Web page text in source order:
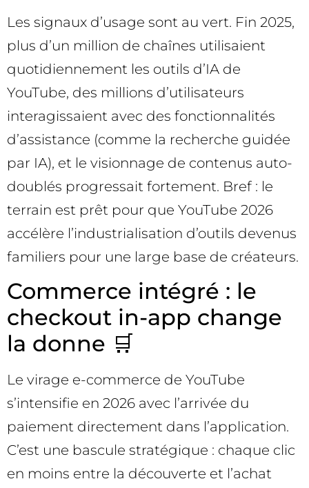
Les signaux d’usage sont au vert. Fin 2025,
plus d’un million de chaînes utilisaient
quotidiennement les outils d’IA de
YouTube, des millions d’utilisateurs
interagissaient avec des fonctionnalités
d’assistance (comme la recherche guidée
par IA), et le visionnage de contenus auto-
doublés progressait fortement. Bref : le
terrain est prêt pour que YouTube 2026
accélère l’industrialisation d’outils devenus
familiers pour une large base de créateurs.
Commerce intégré : le
checkout in-app change
la donne 🛒
Le virage e-commerce de YouTube
s’intensifie en 2026 avec l’arrivée du
paiement directement dans l’application.
C’est une bascule stratégique : chaque clic
en moins entre la découverte et l’achat